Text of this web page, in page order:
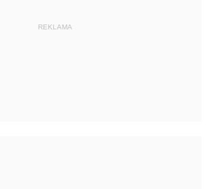
REKLAMA